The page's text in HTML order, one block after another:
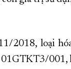
2018, loại
001,